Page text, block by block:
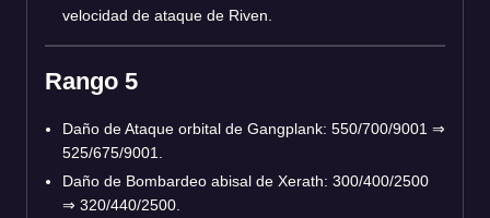
velocidad de ataque de Riven.
Rango 5
Daño de Ataque orbital de Gangplank: 550/700/9001 ⇒
525/675/9001.
Daño de Bombardeo abisal de Xerath: 300/400/2500
⇒ 320/440/2500.